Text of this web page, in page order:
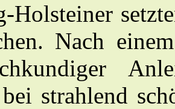
Holsteiner
Nach
strahlend